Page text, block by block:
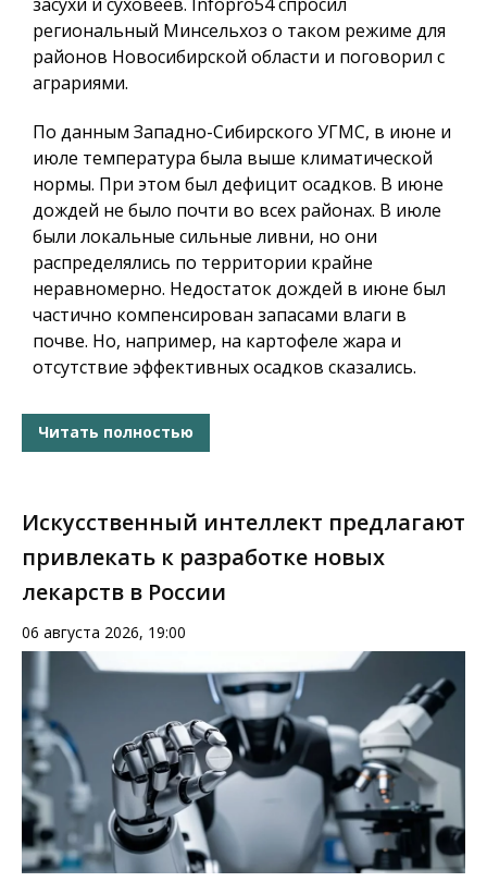
региональный Минсельхоз о таком режиме для
районов Новосибирской области и поговорил с
аграриями.
По данным Западно-Сибирского УГМС, в июне и
июле температура была выше климатической
нормы. При этом был дефицит осадков. В июне
дождей не было почти во всех районах. В июле
были локальные сильные ливни, но они
распределялись по территории крайне
неравномерно. Недостаток дождей в июне был
частично компенсирован запасами влаги в
почве. Но, например, на картофеле жара и
отсутствие эффективных осадков сказались.
Читать полностью
Искусственный интеллект предлагают
привлекать к разработке новых
лекарств в России
06 августа 2026, 19:00